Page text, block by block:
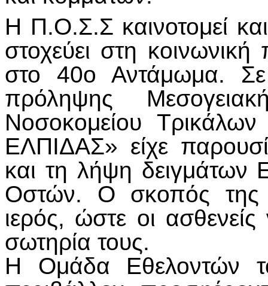
Η Π.Ο.Σ.Σ καινοτομεί
στοχεύει στη
στο 40ο Αντάμωμα.
πρόληψης
Νοσοκομείου
ΕΛΠΙΔΑΣ» είχε
και τη λήψη
Οστών. Ο σκοπός της
ιερός, ώστε οι
σωτηρία τους.
Η Ομάδα Εθελοντών